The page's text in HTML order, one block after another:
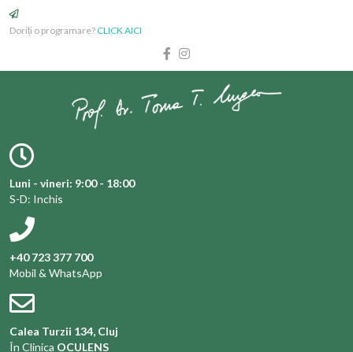
Doriți o programare? CLICK AICI
Luni - vineri: 9:00 - 18:00
S-D: Inchis
+40 723 377 700
Mobil & WhatsApp
Calea Turzii 134, Cluj
În Clinica OCULENS